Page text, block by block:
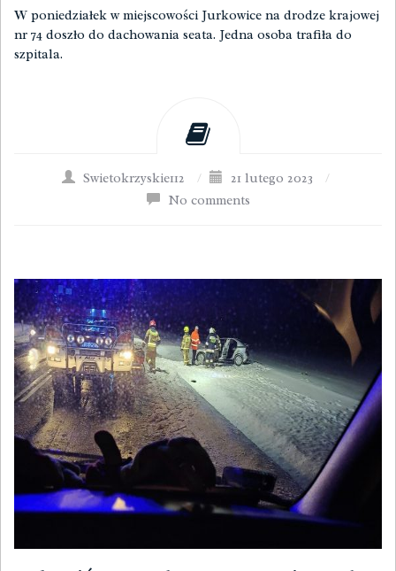
W poniedziałek w miejscowości Jurkowice na drodze krajowej
nr 74 doszło do dachowania seata. Jedna osoba trafiła do
szpitala.
Swietokrzyskie112 / 21 lutego 2023
/
No comments